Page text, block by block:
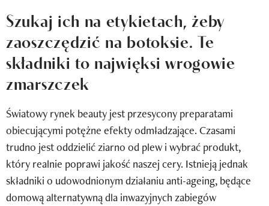
Klub Recenzentki
Newsy
Newsletter
Wizaz Summer Influ School
Mój profil / Zarejestruj się
Szukaj ich na etykietach, żeby
zaoszczędzić na botoksie. Te
składniki to najwięksi wrogowie
zmarszczek
Światowy rynek beauty jest przesycony preparatami
obiecującymi potężne efekty odmładzające. Czasami
trudno jest oddzielić ziarno od plew i wybrać produkt,
który realnie poprawi jakość naszej cery. Istnieją jednak
składniki o udowodnionym działaniu anti-ageing, będące
domową alternatywną dla inwazyjnych zabiegów